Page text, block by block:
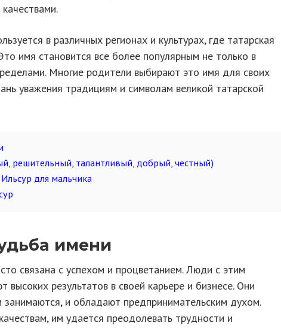
в различных регионах и культурах, где татарская
имя становится все более популярным не только в
Многие родители выбирают это имя для своих
уважения традициям и символам великой татарской
решительный, талантливый, добрый, честный)
для мальчика
имени
связана с успехом и процветанием. Люди с этим
результатов в своей карьере и бизнесе. Они
занимаются, и обладают предпринимательским духом.
им удается преодолевать трудности и